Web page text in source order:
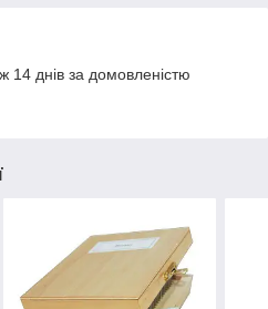
14 днів за домовленістю